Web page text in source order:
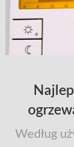
Według